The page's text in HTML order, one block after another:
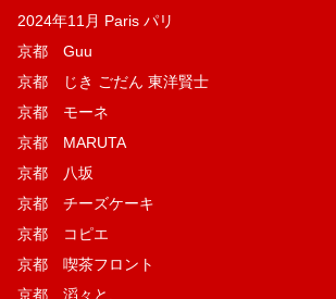
2024年11月 Paris パリ
京都 Guu
京都 じき ごだん 東洋賢士
京都 モーネ
京都 MARUTA
京都 八坂
京都 チーズケーキ
京都 コピエ
京都 喫茶フロント
京都 滔々と、